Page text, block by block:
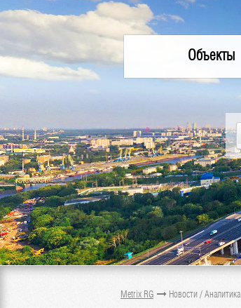
Объекты
Metrix RG Новости / Аналитика